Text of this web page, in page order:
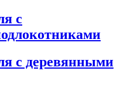
с
с деревянными